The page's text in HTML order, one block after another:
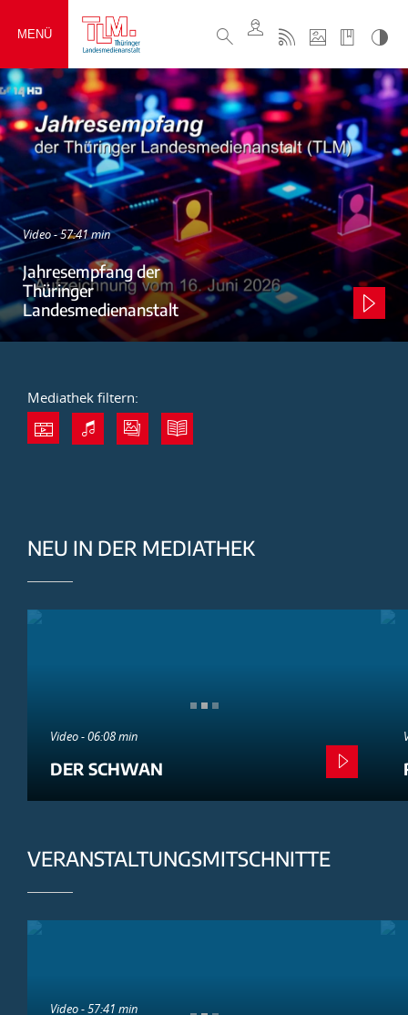
MENÜ
Video - 57:41 min
Jahresempfang der
Thüringer
Landesmedienanstalt
Mediathek filtern:
NEU IN DER MEDIATHEK
Video - 06:08 min
DER SCHWAN
VERANSTALTUNGSMITSCHNITTE
Video - 57:41 min